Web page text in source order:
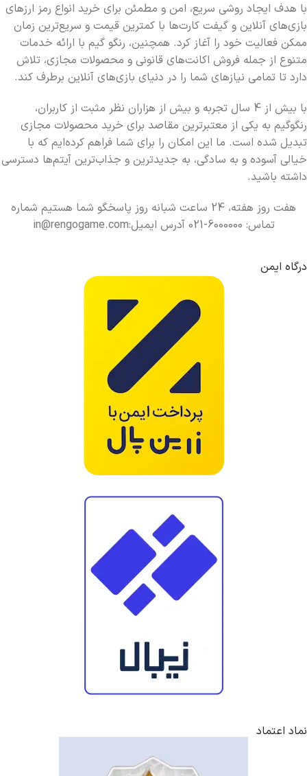
با هدف ایجاد روشی سریع، امن و مطمئن برای خرید انواع رمز ارزهای
بازی‌های آنلاین و گیفت کارت‌ها با کمترین قیمت و سریع‌ترین زمان
ممکن فعالیت خود را آغاز کرد. همچنین، رنگو گیم با ارائه خدمات
متنوع از جمله فروش اکانت‌های قانونی و محصولات مجازی، تلاش
دارد تا تمامی نیازهای شما را در دنیای بازی‌های آنلاین برطرف کند.
با بیش از 4 سال تجربه و بیش از هزاران نظر مثبت از کاربران،
رنگوگیم به یکی از معتبرترین مقاصد برای خرید محصولات مجازی
تبدیل شده است. ما این امکان را برای شما فراهم کرده‌ایم که با
خیالی آسوده و به سادگی، به جدیدترین و جذاب‌ترین آیتم‌ها دسترسی
داشته باشید.
هفت روز هفته، 24 ساعت شبانه روز پاسخگو شما هستیم شماره
تماس: 6000000-021 آدرس ایمیل:in@rengogame.com
درگاه ایمن
نماد اعتماد